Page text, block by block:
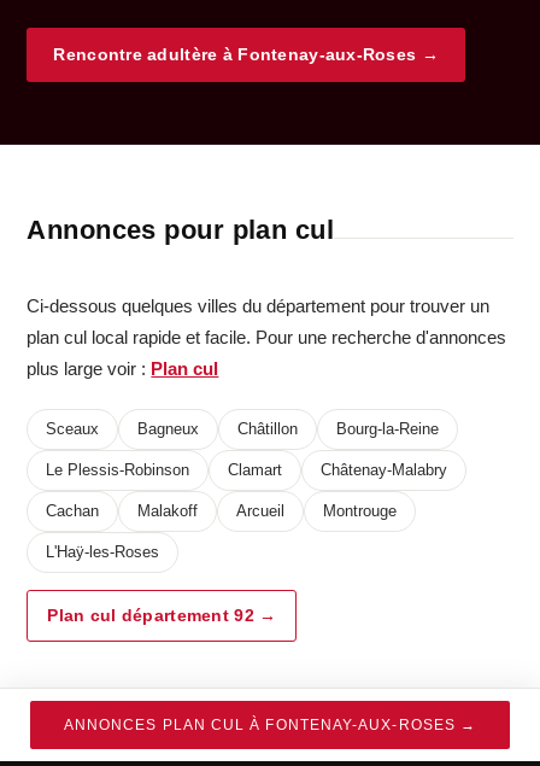
Rencontre adultère à Fontenay-aux-Roses →
Annonces pour plan cul
Ci-dessous quelques villes du département pour trouver un
plan cul local rapide et facile. Pour une recherche d'annonces
plus large voir : Plan cul
Sceaux Bagneux Châtillon Bourg-la-Reine
Le Plessis-Robinson Clamart Châtenay-Malabry
Cachan Malakoff Arcueil Montrouge
L'Haÿ-les-Roses
Plan cul département 92 →
ANNONCES PLAN CUL À FONTENAY-AUX-ROSES →